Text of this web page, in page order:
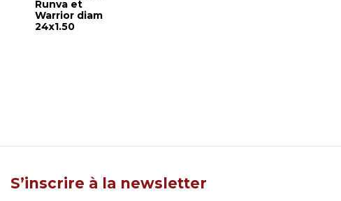
Runva et
Warrior diam
24x1.50
S’inscrire à la newsletter